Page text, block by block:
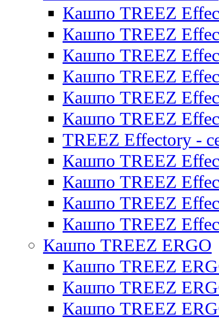
Кашпо TREEZ
Кашпо TREEZ
Кашпо TREEZ
Кашпо TREEZ
Кашпо TREEZ
Кашпо TREEZ
TREEZ Effectory -
Кашпо TREEZ
Кашпо TREEZ
Кашпо TREEZ
Кашпо TREEZ
Кашпо TREEZ ERGO
Кашпо TREEZ
Кашпо TREEZ
Кашпо TREEZ